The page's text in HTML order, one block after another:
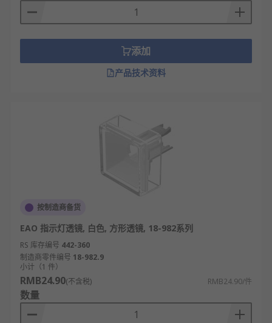
添加
产品技术资料
按制造商备货
EAO 指示灯透镜, 白色, 方形透镜, 18-982系列
RS 库存编号 442-360
制造商零件编号 18-982.9
小计（1 件）
RMB24.90(不含税) RMB24.90/件
数量